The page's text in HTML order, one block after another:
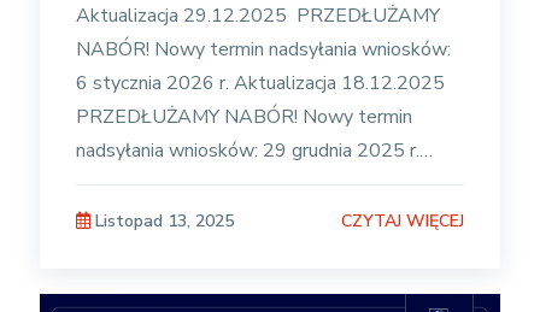
Aktualizacja 29.12.2025 PRZEDŁUŻAMY
NABÓR! Nowy termin nadsyłania wniosków:
6 stycznia 2026 r. Aktualizacja 18.12.2025
PRZEDŁUŻAMY NABÓR! Nowy termin
nadsyłania wniosków: 29 grudnia 2025 r.
Aktualizacja 15.12.2025 PRZEDŁUŻAMY
Listopad 13, 2025 CZYTAJ WIĘCEJ